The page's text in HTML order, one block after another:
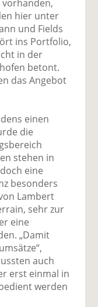
hier unter
und Fields
ins Portfolio,
in der
betont.
das Angebot
einen
die
stehen in
eine
besonders
Lambert
sehr zur
eine
„Damit
auch
erst einmal in
werden